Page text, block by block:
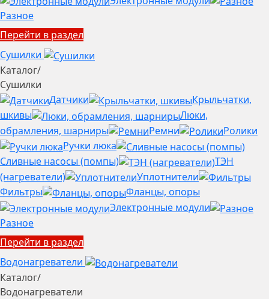
Разное
Перейти в раздел
Сушилки
Каталог/
Сушилки
Датчики
Крыльчатки,
шкивы
Люки,
обрамления, шарниры
Ремни
Ролики
Ручки люка
Сливные насосы (помпы)
ТЭН
(нагреватели)
Уплотнители
Фильтры
Фланцы, опоры
Электронные модули
Разное
Перейти в раздел
Водонагреватели
Каталог/
Водонагреватели